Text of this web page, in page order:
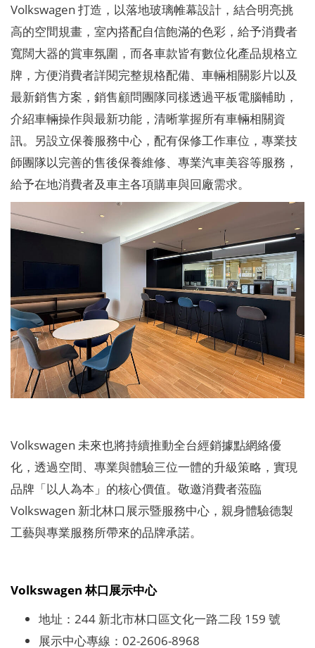
Volkswagen 打造，以落地玻璃帷幕設計，結合明亮挑
高的空間規畫，室內搭配自信飽滿的色彩，給予消費者
寬闊大器的賞車氛圍，而各車款皆有數位化產品規格立
牌，方便消費者詳閱完整規格配備、車輛相關影片以及
最新銷售方案，銷售顧問團隊同樣透過平板電腦輔助，
介紹車輛操作與最新功能，清晰掌握所有車輛相關資
訊。另設立保養服務中心，配有保修工作車位，專業技
師團隊以完善的售後保養維修、專業汽車美容等服務，
給予在地消費者及車主各項購車與回廠需求。
Volkswagen 未來也將持續推動全台經銷據點網絡優
化，透過空間、專業與體驗三位一體的升級策略，實現
品牌「以人為本」的核心價值。敬邀消費者蒞臨
Volkswagen 新北林口展示暨服務中心，親身體驗德製
工藝與專業服務所帶來的品牌承諾。
Volkswagen 林口展示中心
地址：244 新北市林口區文化一路二段 159 號
展示中心專線：02-2606-8968